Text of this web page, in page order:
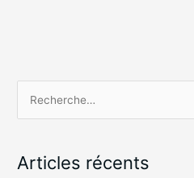
h
Articles récents